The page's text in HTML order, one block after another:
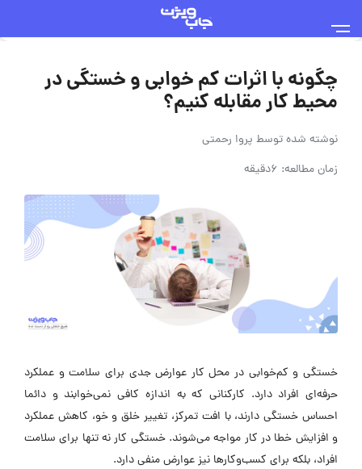
چگونه با اثرات کم خوابی و خستگی در
محیط کار مقابله کنیم؟
نوشته شده توسط پروا رحمتی
زمان مطالعه: 6دقیقه
خستگی و کم‌خوابی در محل کار عوارض جدی برای سلامت و عملکرد
حرفه‌ای افراد دارد. کارکنانی که به اندازه کافی نمی‌خوابند و دائما
احساس خستگی دارند، با افت تمرکز، تغییر خلق و خو، کاهش عملکرد
و افزایش خطا در کار مواجه می‌شوند. خستگی کار نه تنها برای سلامت
افراد، بلکه برای کسب‌وکارها نیز عوارض منفی دارد.